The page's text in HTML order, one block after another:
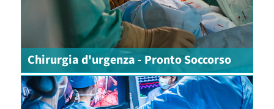
Chirurgia d'urgenza - Pronto Soccorso